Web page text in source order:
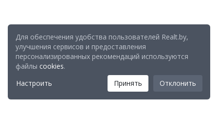
Для обеспечения удобства пользователей Realt.by,
улучшения сервисов и предоставления
персонализированных рекомендаций используются
файлы cookies.
Настроить
Принять Отклонить